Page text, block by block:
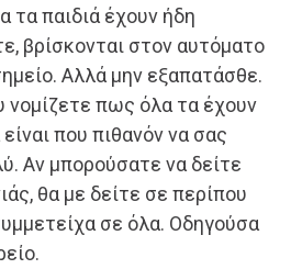
τα παιδιά έχουν ήδη
βρίσκονται στον αυτόματο
Αλλά μην εξαπατάσθε.
νομίζετε πως όλα τα έχουν
που πιθανόν να σας
Αν μπορούσατε να δείτε
θα με δείτε σε περίπου
σε όλα. Οδηγούσα